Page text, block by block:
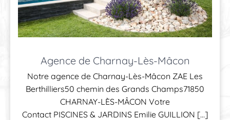
Agence de Charnay-Lès-Mâcon
Notre agence de Charnay-Lès-Mâcon ZAE Les
Berthilliers50 chemin des Grands Champs71850
CHARNAY-LÈS-MÂCON Votre
Contact PISCINES & JARDINS Emilie GUILLION […]